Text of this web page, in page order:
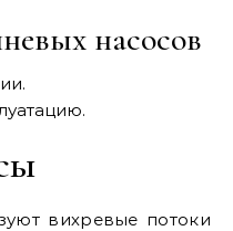
насосов
вихревые потоки